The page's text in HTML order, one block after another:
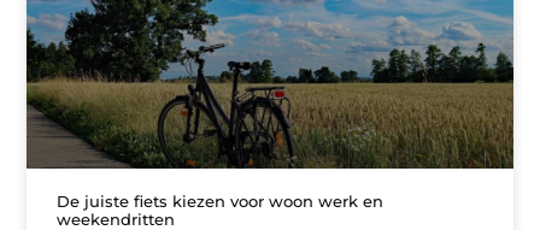
De juiste fiets kiezen voor woon werk en
weekendritten